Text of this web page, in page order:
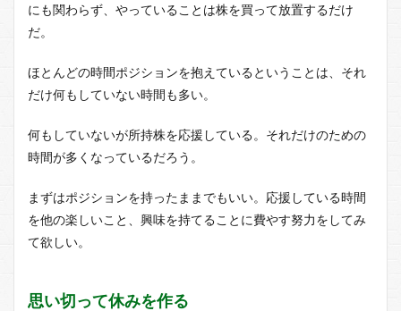
にも関わらず、やっていることは株を買って放置するだけ
だ。
ほとんどの時間ポジションを抱えているということは、それ
だけ何もしていない時間も多い。
何もしていないが所持株を応援している。それだけのための
時間が多くなっているだろう。
まずはポジションを持ったままでもいい。応援している時間
を他の楽しいこと、興味を持てることに費やす努力をしてみ
て欲しい。
思い切って休みを作る